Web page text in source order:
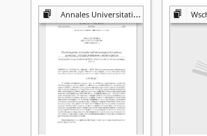
Annales Universitatis Mariae Curie-Skłodowska. Sectio K, Politologia